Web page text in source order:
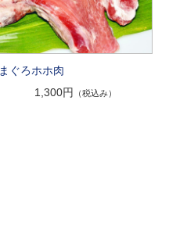
まぐろホホ肉
1,300円
（税込み）